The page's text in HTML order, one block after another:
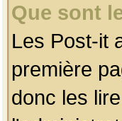
Que sont
Les Post-it
première
donc les